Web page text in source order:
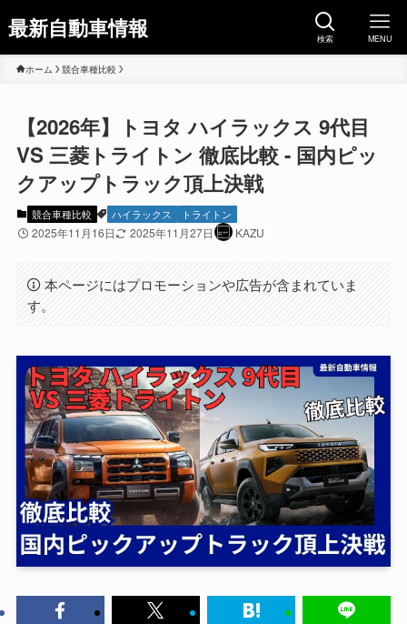
最新自動車情報 検索 MENU
ホーム 競合車種比較
【2026年】トヨタ ハイラックス 9代目
VS 三菱トライトン 徹底比較 - 国内ピッ
クアップトラック頂上決戦
競合車種比較 ハイラックス トライトン
2025年11月16日 2025年11月27日 KAZU
本ページにはプロモーションや広告が含まれていま
す。